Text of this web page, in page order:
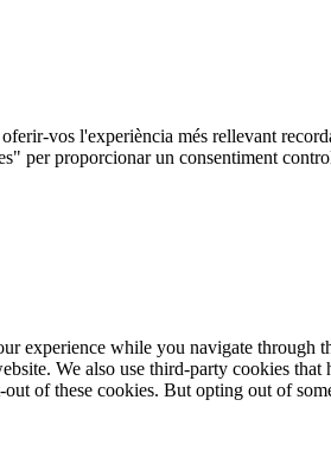
vos l'experiència més rellevant
per proporcionar un consentiment
experience while you navigate through
We also use third-party cookies
of these cookies. But opting out of